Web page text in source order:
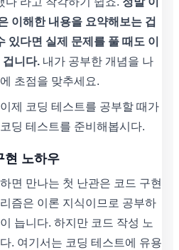
이해한 내용을 요약해보는 겁
있다면 실제 문제를 풀 때도 이
겁니다. 내가 공부한 개념을 나
초점을 맞추세요.
제 코딩 테스트를 공부할 때가
딩 테스트를 준비해봅시다.
현 노하우
면 만나는 첫 난관은 코드 구현
즘은 이론 지식이므로 공부하
늡니다. 하지만 코드 작성 노
. 여기서는 코딩 테스트에 유용